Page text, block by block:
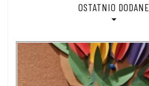
OSTATNIO DODANE